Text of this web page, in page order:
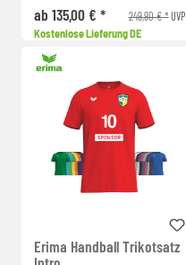
ab 135,00 € *
249,90 € *UVP
Kostenlose Lieferung DE
Erima Handball Trikotsatz